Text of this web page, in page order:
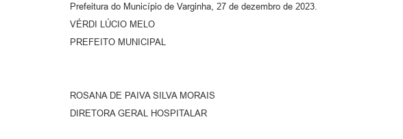
Prefeitura do Município de Varginha, 27 de dezembro de 2023.
VÉRDI LÚCIO MELO
PREFEITO MUNICIPAL
ROSANA DE PAIVA SILVA MORAIS
DIRETORA GERAL HOSPITALAR